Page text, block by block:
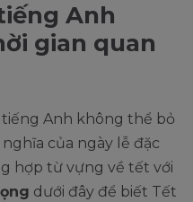
Anh
gian quan
Anh không thể bỏ
của ngày lễ đặc
hợp từ vựng về tết với
dưới đây để biết Tết